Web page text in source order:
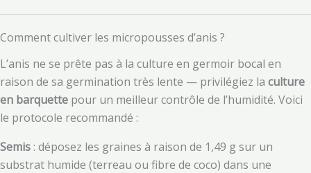
Comment cultiver les micropousses d’anis ?
L’anis ne se prête pas à la culture en germoir bocal en
raison de sa germination très lente — privilégiez la culture
en barquette pour un meilleur contrôle de l’humidité. Voici
le protocole recommandé :
Semis : déposez les graines à raison de 1,49 g sur un
substrat humide (terreau ou fibre de coco) dans une